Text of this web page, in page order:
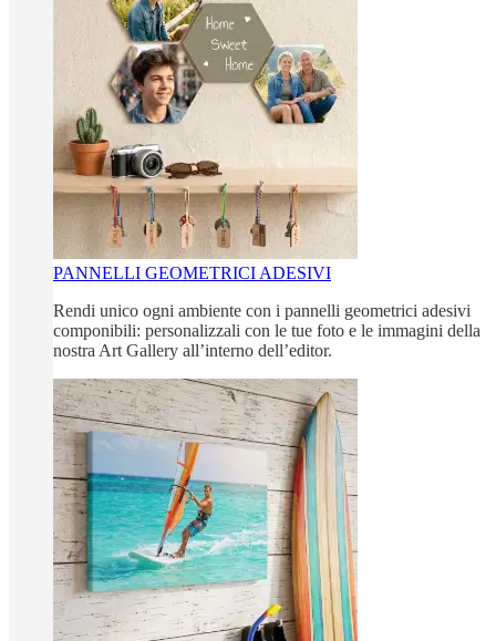
PANNELLI GEOMETRICI ADESIVI
Rendi unico ogni ambiente con i pannelli geometrici adesivi
componibili: personalizzali con le tue foto e le immagini della
nostra Art Gallery all’interno dell’editor.